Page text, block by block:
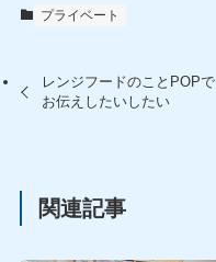
プライベート
レンジフードのことPOPで
お伝えしたいしたい
関連記事